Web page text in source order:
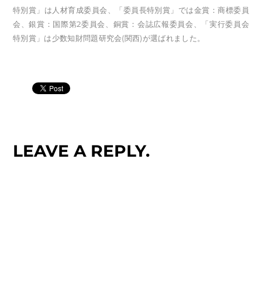
特別賞」は人材育成委員会、「委員長特別賞」では金賞：商標委員
会、銀賞：国際第2委員会、銅賞：会誌広報委員会、「実行委員会
特別賞」は少数知財問題研究会(関西)が選ばれました。
LEAVE A REPLY.